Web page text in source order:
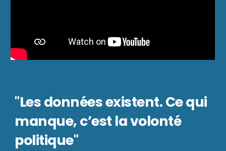
"Les données existent. Ce qui
manque, c’est la volonté
politique"